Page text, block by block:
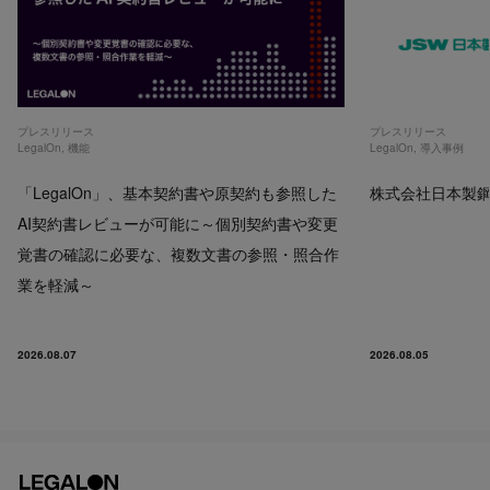
プレスリリース
LegalOn,機能
「LegalOn」、基本契約書や原契約も参照した
AI契約書レビューが可能に～個別契約書や変更
覚書の確認に必要な、複数文書の参照・照合作
業を軽減～
2026.08.07
プレスリリース
LegalOn, 導入事例
株式会社日本製
2026.08.05